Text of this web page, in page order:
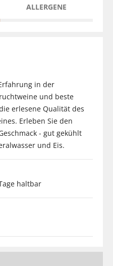
ALLERGENE
in der
und beste
erlesene Qualität des
Erleben Sie den
- gut gekühlt
und Eis.
haltbar